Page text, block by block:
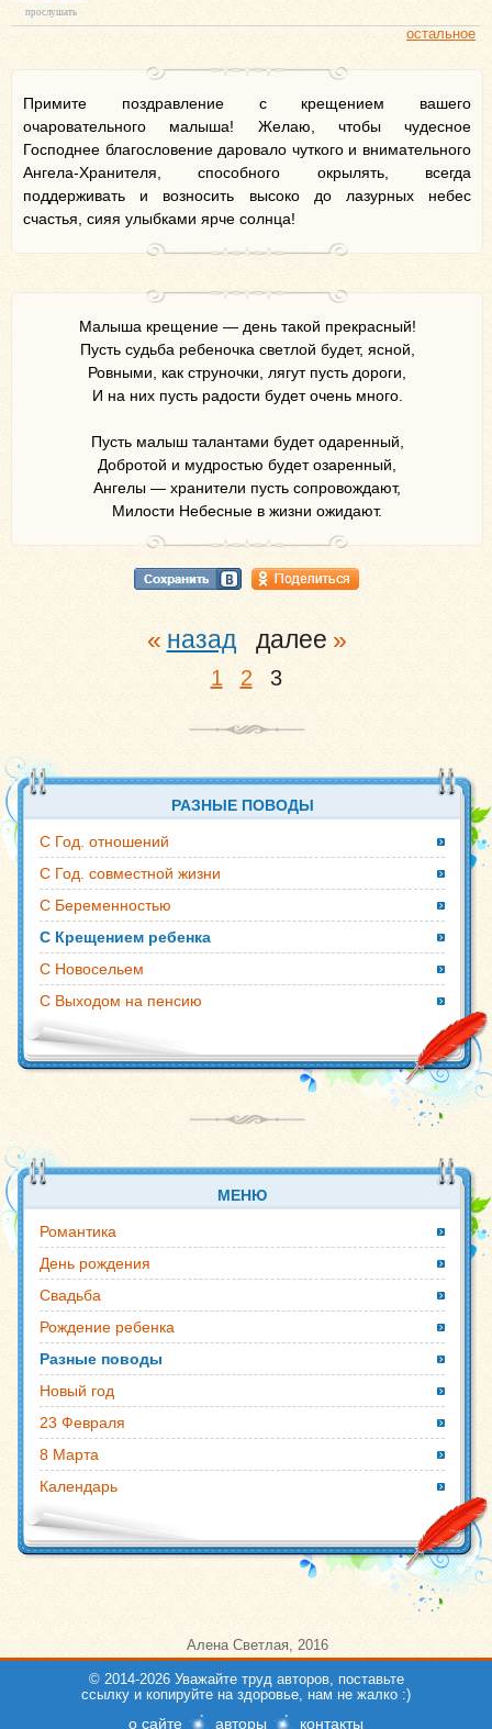
прослушать
остальное
Примите поздравление с крещением вашего
очаровательного малыша! Желаю, чтобы чудесное
Господнее благословение даровало чуткого и внимательного
Ангела-Хранителя, способного окрылять, всегда
поддерживать и возносить высоко до лазурных небес
счастья, сияя улыбками ярче солнца!
Малыша крещение — день такой прекрасный!
Пусть судьба ребеночка светлой будет, ясной,
Ровными, как струночки, лягут пусть дороги,
И на них пусть радости будет очень много.
Пусть малыш талантами будет одаренный,
Добротой и мудростью будет озаренный,
Ангелы — хранители пусть сопровождают,
Милости Небесные в жизни ожидают.
назад
1 2 3
далее
Алена Светлая, 2016
РАЗНЫЕ ПОВОДЫ
С Год. отношений
С Год. совместной жизни
С Беременностью
С Крещением ребенка
С Новосельем
С Выходом на пенсию
МЕНЮ
Романтика
День рождения
Свадьба
Рождение ребенка
Разные поводы
Новый год
23 Февраля
8 Марта
Календарь
© 2014-2026 Уважайте труд авторов, поставьте
ссылку и копируйте на здоровье, нам не жалко :)
о сайте авторы контакты